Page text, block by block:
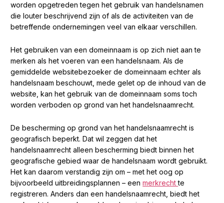
worden opgetreden tegen het gebruik van handelsnamen
die louter beschrijvend zijn of als de activiteiten van de
betreffende ondernemingen veel van elkaar verschillen.
Het gebruiken van een domeinnaam is op zich niet aan te
merken als het voeren van een handelsnaam. Als de
gemiddelde websitebezoeker de domeinnaam echter als
handelsnaam beschouwt, mede gelet op de inhoud van de
website, kan het gebruik van de domeinnaam soms toch
worden verboden op grond van het handelsnaamrecht.
De bescherming op grond van het handelsnaamrecht is
geografisch beperkt. Dat wil zeggen dat het
handelsnaamrecht alleen bescherming biedt binnen het
geografische gebied waar de handelsnaam wordt gebruikt.
Het kan daarom verstandig zijn om – met het oog op
bijvoorbeeld uitbreidingsplannen – eenmerkrechtte
registreren. Anders dan een handelsnaamrecht, biedt het